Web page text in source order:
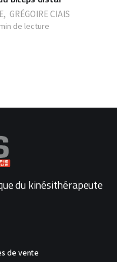
, GRÉGOIRE CIAIS
de lecture
du kinésithérapeute
de vente